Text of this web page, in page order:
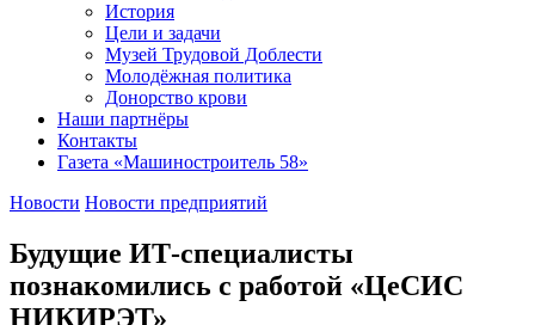
История
Цели и задачи
Музей Трудовой Доблести
Молодёжная политика
Донорство крови
Наши партнёры
Контакты
Газета «Машиностроитель 58»
Новости Новости предприятий
Будущие ИТ-специалисты
познакомились с работой «ЦеСИС
НИКИРЭТ»